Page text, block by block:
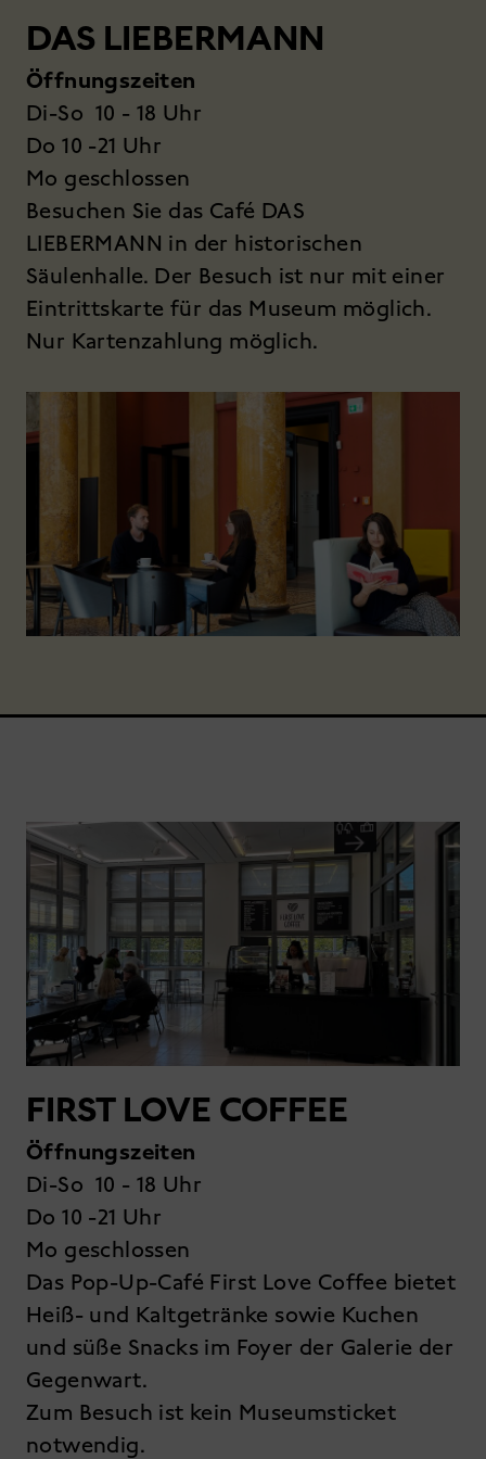
DAS LIEBERMANN
Öffnungszeiten
Di-So 10 - 18 Uhr
Do 10 -21 Uhr
Mo geschlossen
Besuchen Sie das Café DAS
LIEBERMANN in der historischen
Säulenhalle. Der Besuch ist nur mit einer
Eintrittskarte für das Museum möglich.
Nur Kartenzahlung möglich.
FIRST LOVE COFFEE
Öffnungszeiten
Di-So 10 - 18 Uhr
Do 10 -21 Uhr
Mo geschlossen
Das Pop-Up-Café First Love Coffee bietet
Heiß- und Kaltgetränke sowie Kuchen
und süße Snacks im Foyer der Galerie der
Gegenwart.
Zum Besuch ist kein Museumsticket
notwendig.